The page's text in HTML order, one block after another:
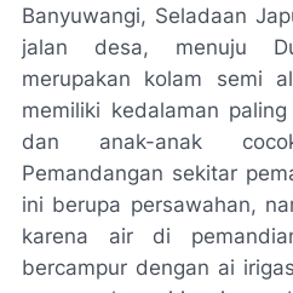
Banyuwangi, Seladaan
jalan desa, menuju
merupakan kolam semi
memiliki kedalaman
dan anak-anak
Pemandangan sekitar
ini berupa persawahan,
karena air di
bercampur dengan ai